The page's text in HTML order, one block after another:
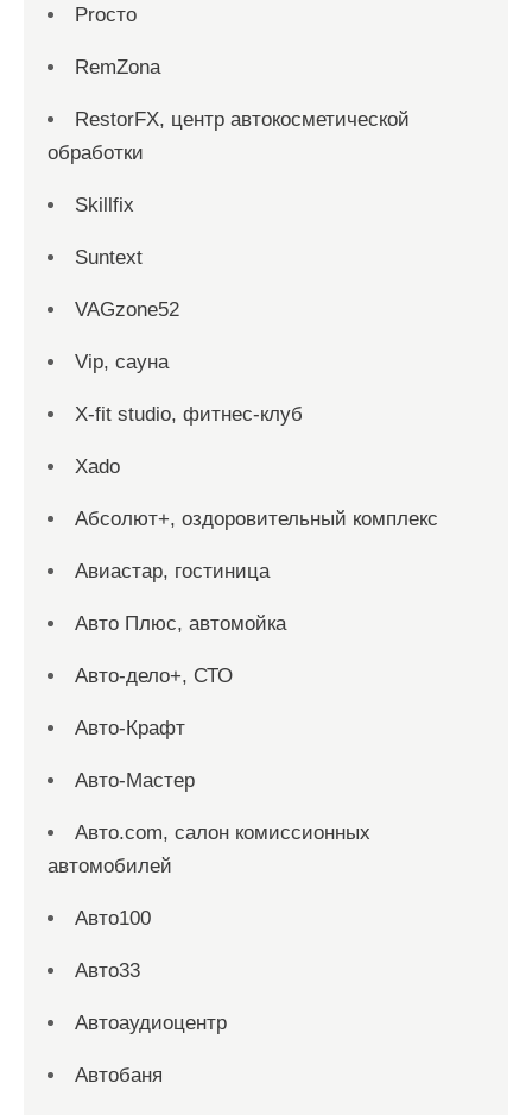
Proсто
RemZona
RestorFX, центр автокосметической
обработки
Skillfix
Suntext
VAGzone52
Vip, сауна
X-fit studio, фитнес-клуб
Xado
Абсолют+, оздоровительный комплекс
Авиастар, гостиница
Авто Плюс, автомойка
Авто-дело+, СТО
Авто-Крафт
Авто-Мастер
Авто.com, салон комиссионных
автомобилей
Авто100
Авто33
Автоаудиоцентр
Автобаня